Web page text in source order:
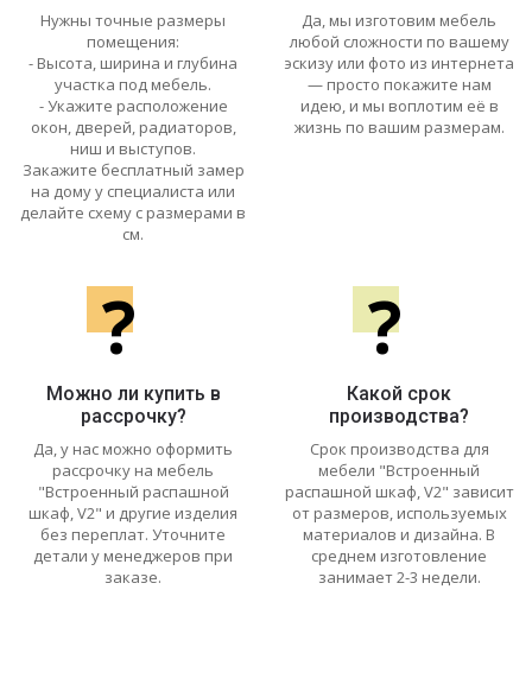
Нужны точные размеры
помещения:
- Высота, ширина и глубина
участка под мебель.
- Укажите расположение
окон, дверей, радиаторов,
ниш и выступов.
Закажите бесплатный замер
на дому у специалиста или
делайте схему с размерами в
см.
Да, мы изготовим мебель
любой сложности по вашему
эскизу или фото из интернета
— просто покажите нам
идею, и мы воплотим её в
жизнь по вашим размерам.
?
Можно ли купить в
рассрочку?
Да, у нас можно оформить
рассрочку на мебель
"Встроенный распашной
шкаф, V2" и другие изделия
без переплат. Уточните
детали у менеджеров при
заказе.
?
Какой срок
производства?
Срок производства для
мебели "Встроенный
распашной шкаф, V2" зависит
от размеров, используемых
материалов и дизайна. В
среднем изготовление
занимает 2-3 недели.